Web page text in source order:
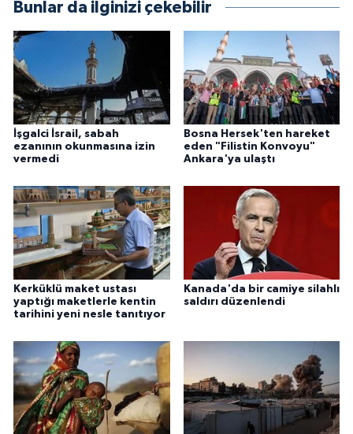
Bunlar da ilginizi çekebilir
İşgalci İsrail, sabah
ezanının okunmasına izin
vermedi
Bosna Hersek'ten hareket
eden "Filistin Konvoyu"
Ankara'ya ulaştı
Kerküklü maket ustası
yaptığı maketlerle kentin
tarihini yeni nesle tanıtıyor
Kanada'da bir camiye silahlı
saldırı düzenlendi
Niğde Müftülüğü
Ordu Müftülüğü
Osmaniye Müftülüğü
Rize Müftülüğü
Sakarya Müftülüğü
Samsun Müftülüğü
Siirt Müftülüğü
Sinop Müftülüğü
Sivas Müftülüğü
Şanlıurfa Müftülüğü